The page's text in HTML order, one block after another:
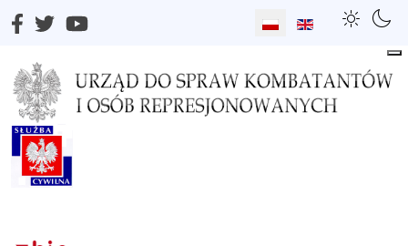
Wybierz swój język